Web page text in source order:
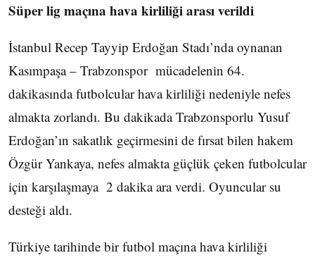
Süper lig maçına hava kirliliği arası verildi
İstanbul Recep Tayyip Erdoğan Stadı’nda oynanan
Kasımpaşa – Trabzonspor mücadelenin 64.
dakikasında futbolcular hava kirliliği nedeniyle nefes
almakta zorlandı. Bu dakikada Trabzonsporlu Yusuf
Erdoğan’ın sakatlık geçirmesini de fırsat bilen hakem
Özgür Yankaya, nefes almakta güçlük çeken futbolcular
için karşılaşmaya 2 dakika ara verdi. Oyuncular su
desteği aldı.
Türkiye tarihinde bir futbol maçına hava kirliliği